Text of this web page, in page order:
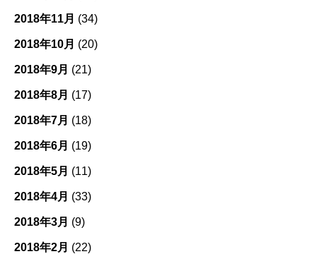
2018年11月 (34)
2018年10月 (20)
2018年9月 (21)
2018年8月 (17)
2018年7月 (18)
2018年6月 (19)
2018年5月 (11)
2018年4月 (33)
2018年3月 (9)
2018年2月 (22)